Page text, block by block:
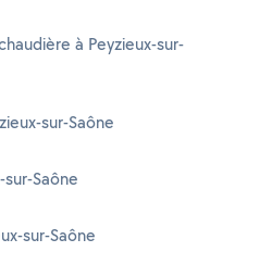
à Peyzieux-sur-
sur-Saône
Saône
sur-Saône